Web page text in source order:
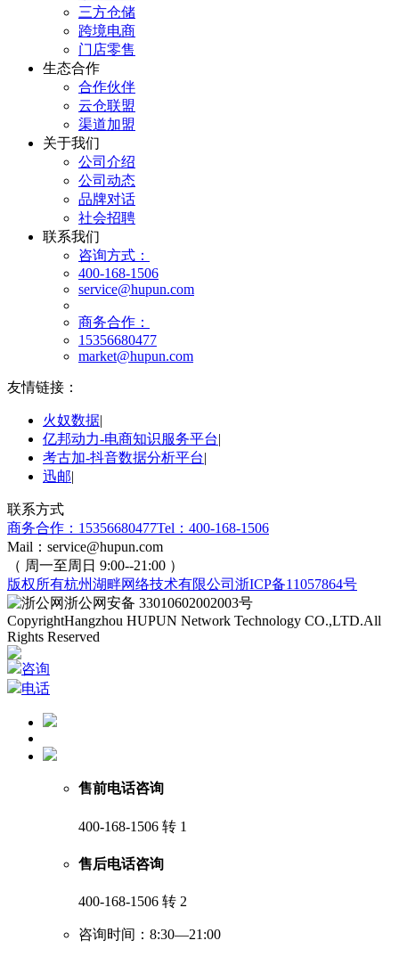
三方仓储
跨境电商
门店零售
生态合作
合作伙伴
云仓联盟
渠道加盟
关于我们
公司介绍
公司动态
品牌对话
社会招聘
联系我们
咨询方式：
400-168-1506
service@hupun.com
商务合作：
15356680477
market@hupun.com
友情链接：
火奴数据|
亿邦动力-电商知识服务平台|
考古加-抖音数据分析平台|
迅邮|
联系方式
商务合作：15356680477Tel：400-168-1506
Mail：service@hupun.com
（ 周一至周日 9:00--21:00 ）
版权所有杭州湖畔网络技术有限公司 浙ICP备11057864号
浙公网安备 33010602002003号
CopyrightHangzhou HUPUN Network Technology CO.,LTD.All
Rights Reserved
咨询
电话
售前电话咨询
400-168-1506 转 1
售后电话咨询
400-168-1506 转 2
咨询时间：8:30—21:00